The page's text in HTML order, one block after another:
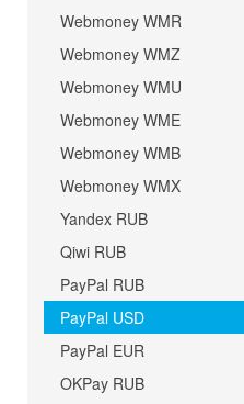
Webmoney WMR
Webmoney WMZ
Webmoney WMU
Webmoney WME
Webmoney WMB
Webmoney WMX
Yandex RUB
Qiwi RUB
PayPal RUB
PayPal USD
PayPal EUR
OKPay RUB